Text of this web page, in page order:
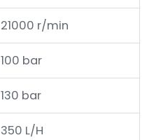
21000 r/min
100 bar
130 bar
350 L/H